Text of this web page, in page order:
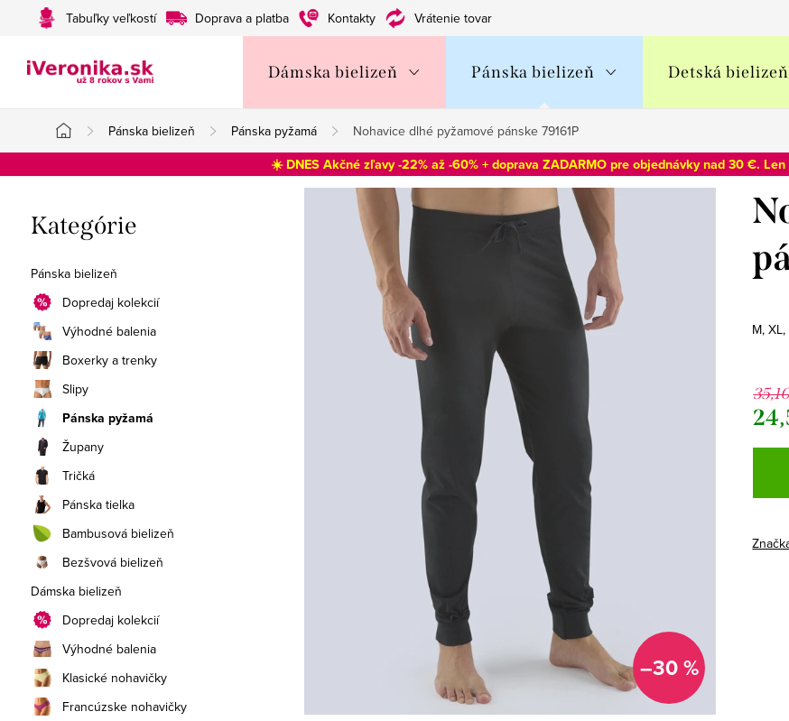
Tabuľky veľkostí Doprava a platba Kontakty Vrátenie tovaru
Dámska bielizeň Pánska bielizeň Detská bielizeň
Domov
Pánska bielizeň Pánska pyžamá Nohavice dlhé pyžamové pánske 79161P
☀️ DNES Akčné zľavy -22% až -60% + doprava ZADARMO pre objednávky nad 30 €. Len
o
č
n
ý
p
a
n
e
l
Preskočiť
kategórie
Kategórie
Pánska bielizeň
Dopredaj kolekcií
Výhodné balenia
Boxerky a trenky
Slipy
Pánska pyžamá
Župany
Tričká
Pánska tielka
Bambusová bielizeň
Bezšvová bielizeň
Dámska bielizeň
Dopredaj kolekcií
Výhodné balenia
Klasické nohavičky
Francúzske nohavičky
–30 %
M,